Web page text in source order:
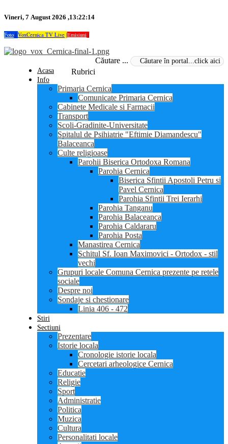
Vineri, 7 August 2026 ,13:22:14
Foto | VoxCernica TV Live |Emisiuni |
Căutare ...
Rubrici
Acasa
Info
Primaria Cernica
Comunicate Primaria Cernica
Cabinete Medicale si Farmacii
Transport
Scoli-Gradinite-Universitate
Spitalul de Psihiatrie "Eftimie Diamandescu"
Balaceanca
Culte religioase
Parohii Biserica Ortodoxa Romana
Parohia Cernica
Biserica Sfintii Apostoli Petru si
Pavel Cernica
Parohia Sfintii Trei Ierarhi
Parohia Tanganu
Parohia Balaceanca
Parohia Caldararu
Parohia Posta
Manastirea Cernica
Schitul Sf. Ioan Maximovici - Ortodox - stil
vechi
Grupuri locale Comuna Cernica prezente pe retele
sociale
Despre noi
Sondaje si chestionare
Linia 406 - 472
Stiri
Sectiuni
Prezentare
Istorie locala
Cronologie istorie locala
Cercetari arheologice Cernica
Educatie
Religie
Sport
Administratie
Politica
Muzica
Cultura
Personalitati locale